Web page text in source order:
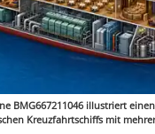
BMG667211046 illustriert
Kreuzfahrtschiffs mit